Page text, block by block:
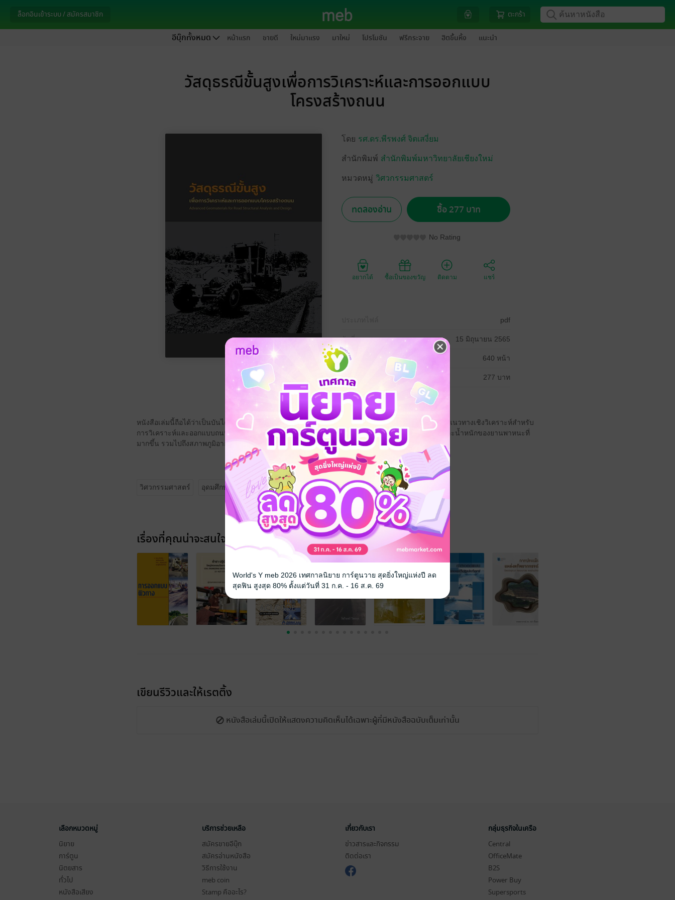
ล็อกอินเข้าระบบ / สมัครสมาชิก ตะกร้า
อีบุ๊กทั้งหมด หน้าแรก ขายดี ใหม่มาแรง มาใหม่ โปรโมชัน ฟรีกระจาย ฮิตขึ้นหิ้ง แนะนำ
วัสดุธรณีขั้นสูงเพื่อการวิเคราะห์และการออกแบบ
โครงสร้างถนน
โดย รศ.ดร.พีรพงศ์ จิตเสงี่ยม
สำนักพิมพ์ สำนักพิมพ์มหาวิทยาลัยเชียงใหม่
หมวดหมู่ วิศวกรรมศาสตร์
ทดลองอ่าน ซื้อ 277 บาท
No Rating
อยากได้ ซื้อเป็นของขวัญ ติดตาม แชร์
pdf
วันที่วางขาย 15 มิถุนายน 2565
ความยาว 640 หน้า
ราคาปก 277 บาท
หนังสือเล่มนี้ถือได้ว่าเป็นบันไดขั้นแรกในการปูพื้นฐานสำหรับผู้อ่านเพื่อก้าวข้ามองค์ความรู้เชิงประจักษ์สู่แนวทางเชิงวิเคราะห์สำหรับ
การวิเคราะห์และออกแบบถนน ที่มีความซับซ้อนและต้องเกี่ยวพันกับการเปลี่ยนแปลงในมิติของปริมาณและน้ำหนักของยานพาหนะที่
มากขึ้น รวมไปถึงสภาพภูมิอากาศที่เกี่ยวพันกับอุณหภูมิและความชื้นที่เปลี่ยนแปลงไป
วิศวกรรมศาสตร์ อุดมศึกษา
เรื่องที่คุณน่าจะสนใจ
เขียนรีวิวและให้เรตติ้ง
หนังสือเล่มนี้เปิดให้แสดงความคิดเห็นได้เฉพาะผู้ที่มีหนังสือฉบับเต็มเท่านั้น
เลือกหมวดหมู่
นิยาย
การ์ตูน
นิตยสาร
ทั่วไป
หนังสือเสียง
บริการช่วยเหลือ
สมัครขายอีบุ๊ก
สมัครอ่านหนังสือ
วิธีการใช้งาน
meb coin
Stamp คืออะไร?
เกี่ยวกับเรา
ข่าวสารและกิจกรรม
ติดต่อเรา
กลุ่มธุรกิจในเครือ
Central
OfficeMate
B2S
Power Buy
Supersports
World's Y meb 2026 เทศกาลนิยาย การ์ตูนวาย สุดยิ่งใหญ่แห่งปี ลด
สุดฟิน สูงสุด 80% ตั้งแต่วันที่ 31 ก.ค. - 16 ส.ค. 69